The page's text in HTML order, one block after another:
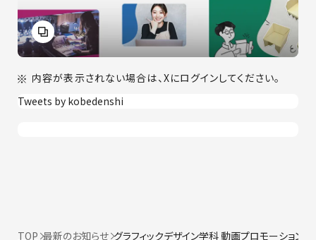
内容が表示されない場合は、Xにログインしてください。
Tweets by kobedenshi
TOP 最新のお知らせ グラフィックデザイン学科 動画プロモーション